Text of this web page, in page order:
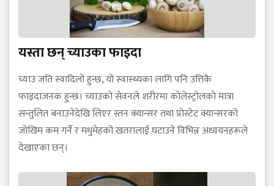
यस्ता छन् च्याउका फाइदा
च्याउ जति स्वादिलो हुन्छ, यो स्वास्थ्यका लागि पनि उत्तिकै
फाइदाजनक हुन्छ। च्याउको सेवनले शरीरमा कोलेस्ट्रोलको मात्रा
सन्तुलित बनाउनेदेखि लिएर स्तन क्यान्सर तथा प्रोस्टेट क्यान्सरको
जोखिम कम गर्ने र मधुमेहको खतरालाई घटाउने विभिन्न अध्ययनहरूले
देखाएका छन्।